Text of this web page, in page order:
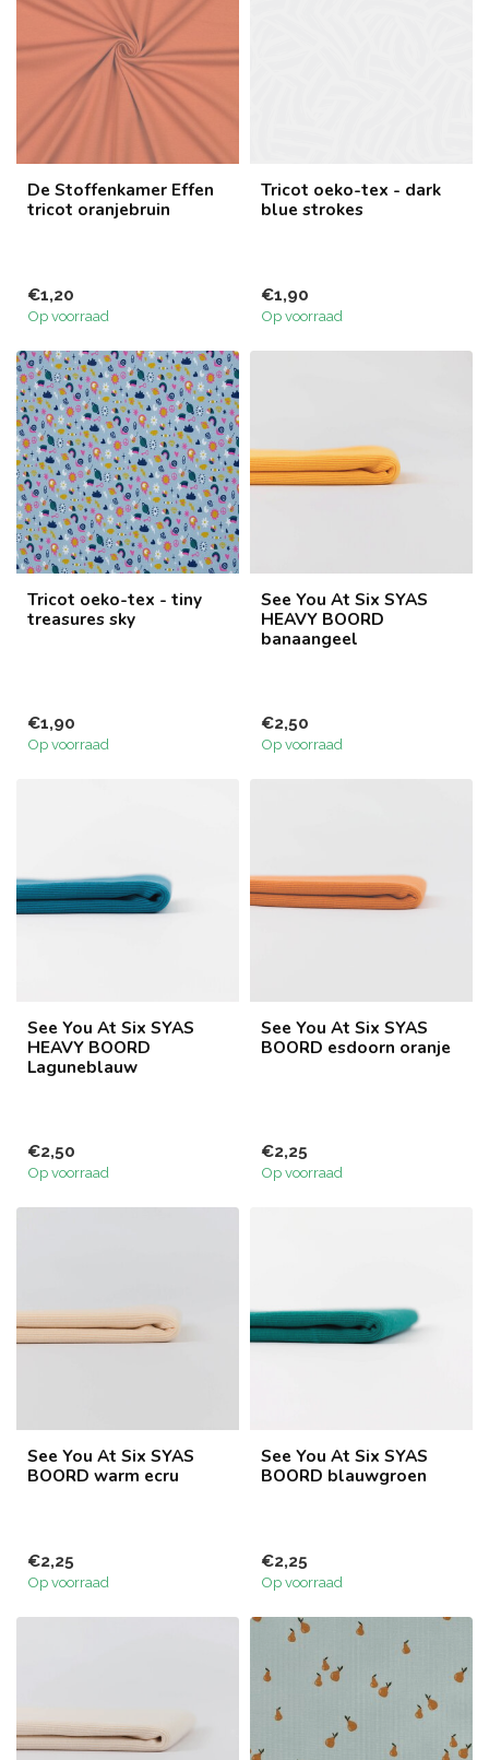
De Stoffenkamer Effen
tricot oranjebruin
€1,20
Op voorraad
Tricot oeko-tex - dark
blue strokes
€1,90
Op voorraad
Tricot oeko-tex - tiny
treasures sky
€1,90
Op voorraad
See You At Six SYAS
HEAVY BOORD
banaangeel
€2,50
Op voorraad
See You At Six SYAS
HEAVY BOORD
Laguneblauw
€2,50
Op voorraad
See You At Six SYAS
BOORD esdoorn oranje
€2,25
Op voorraad
See You At Six SYAS
BOORD warm ecru
€2,25
Op voorraad
See You At Six SYAS
BOORD blauwgroen
€2,25
Op voorraad